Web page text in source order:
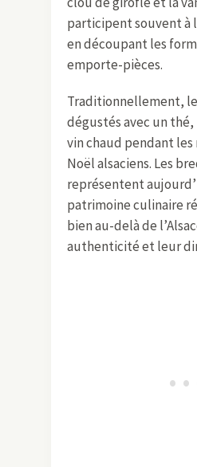
participent souvent à
en découpant les
emporte-pièces.
Traditionnellement,
dégustés avec un thé,
vin chaud pendant les
Noël alsaciens. Les
représentent
patrimoine culinaire
bien au-delà de
authenticité et leur